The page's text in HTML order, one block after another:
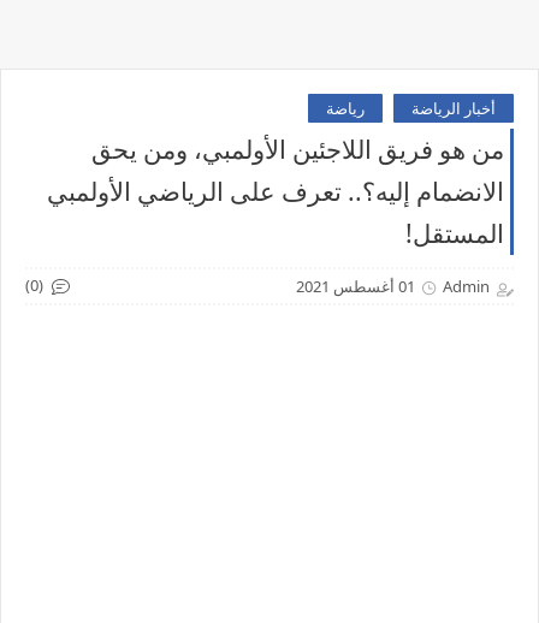
أخبار الرياضة رياضة
من هو فريق اللاجئين الأولمبي، ومن يحق
الانضمام إليه؟.. تعرف على الرياضي الأولمبي
المستقل!
Admin 01 أغسطس 2021 (0)